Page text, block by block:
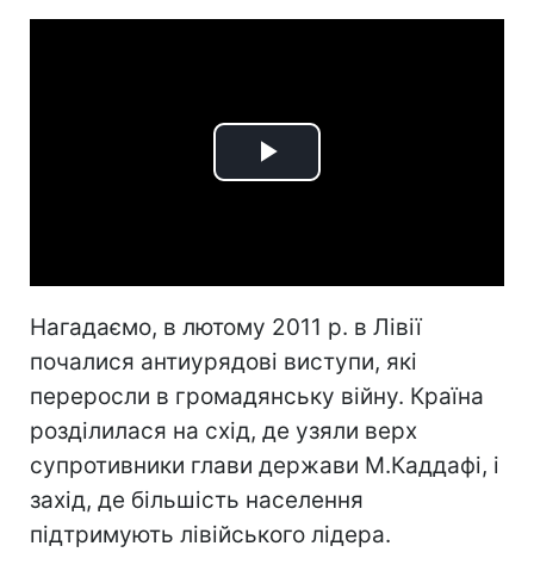
Play
Нагадаємо, в лютому 2011 р. в Лівії
почалися антиурядові виступи, які
переросли в громадянську війну. Країна
розділилася на схід, де узяли верх
супротивники глави держави М.Каддафі, і
захід, де більшість населення
підтримують лівійського лідера.